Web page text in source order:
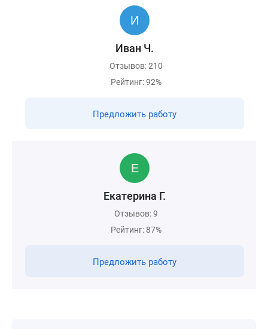
Иван Ч.
Отзывов: 210
Рейтинг: 92%
Предложить работу
Екатерина Г.
Отзывов: 9
Рейтинг: 87%
Предложить работу